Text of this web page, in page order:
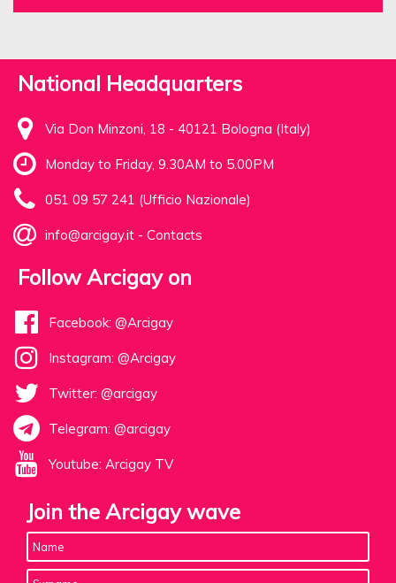
National Headquarters
Via Don Minzoni, 18 - 40121 Bologna (Italy)
Monday to Friday, 9.30AM to 5.00PM
051 09 57 241 (Ufficio Nazionale)
info@arcigay.it - Contacts
Follow Arcigay on
Facebook: @Arcigay
Instagram: @Arcigay
Twitter: @arcigay
Telegram: @arcigay
Youtube: Arcigay TV
Join the Arcigay wave